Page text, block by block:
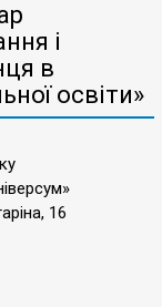
і
в
освіти»
16